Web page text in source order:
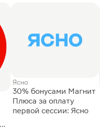
Ясно
30% бонусами Магнит
Плюса за оплату
первой сессии: Ясно